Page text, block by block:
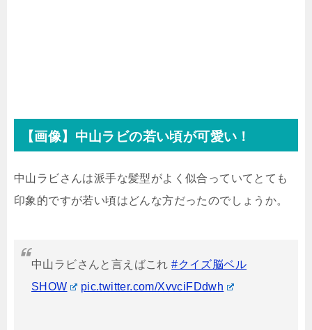
【画像】中山ラビの若い頃が可愛い！
中山ラビさんは派手な髪型がよく似合っていてとても
印象的ですが若い頃はどんな方だったのでしょうか。
中山ラビさんと言えばこれ#クイズ脳ベル
SHOW
pic.twitter.com/XvvciFDdwh